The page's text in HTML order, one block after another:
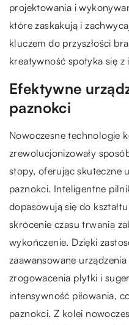
projektowania i
które zaskakują i
kluczem do przyszłości
kreatywność spotyka się z
Efektywne
paznokci
Nowoczesne technologie
zrewolucjonizowały
stopy, oferując skuteczne
paznokci. Inteligentne
dopasowują się do
skrócenie czasu trwania
wykończenie. Dzięki
zaawansowane
zrogowacenia płytki i
intensywność piłowania,
paznokci. Z kolei